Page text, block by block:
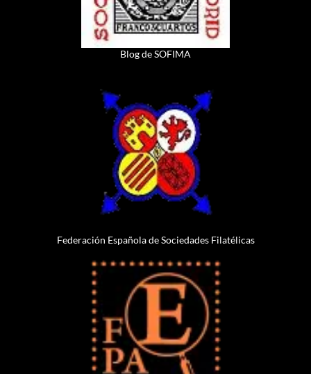
Blog de SOFIMA
Federación Española de Sociedades Filatélicas